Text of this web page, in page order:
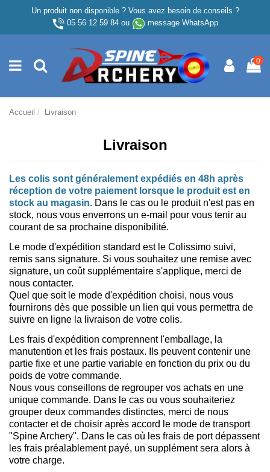
Un produit non disponible ? Vous avez besoin de conseils ?
05 56 12 59 84ou message WhatsApp
0
Accueil Livraison
Livraison
Les colis sont généralement expédiés en 48h après
réception de votre paiement lorsque le produit est en
stock au magasin. Dans le cas ou le produit n'est pas en
stock, nous vous enverrons un e-mail pour vous tenir au
courant de sa prochaine disponibilité.
Le mode d'expédition standard est le Colissimo suivi,
remis sans signature. Si vous souhaitez une remise avec
signature, un coût supplémentaire s'applique, merci de
nous contacter.
Quel que soit le mode d'expédition choisi, nous vous
fournirons dès que possible un lien qui vous permettra de
suivre en ligne la livraison de votre colis.
Les frais d'expédition comprennent l'emballage, la
manutention et les frais postaux. Ils peuvent contenir une
partie fixe et une partie variable en fonction du prix ou du
poids de votre commande.
Nous vous conseillons de regrouper vos achats en une
unique commande. Dans le cas ou vous souhaiteriez
grouper deux commandes distinctes, merci de nous
contacter et de choisir après accord le mode de transport
"Spine Archery". Dans le cas où les frais de port dépassent
les frais préalablement payé, un supplément sera alors à
votre charge.